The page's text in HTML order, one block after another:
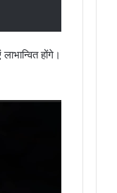
होंगे।